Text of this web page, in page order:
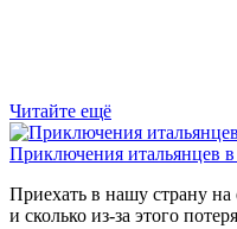
Читайте ещё
Приключения итальянцев
Приехать в нашу страну
и сколько из-за этого